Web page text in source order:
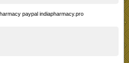
paypal indiapharmacy.pro